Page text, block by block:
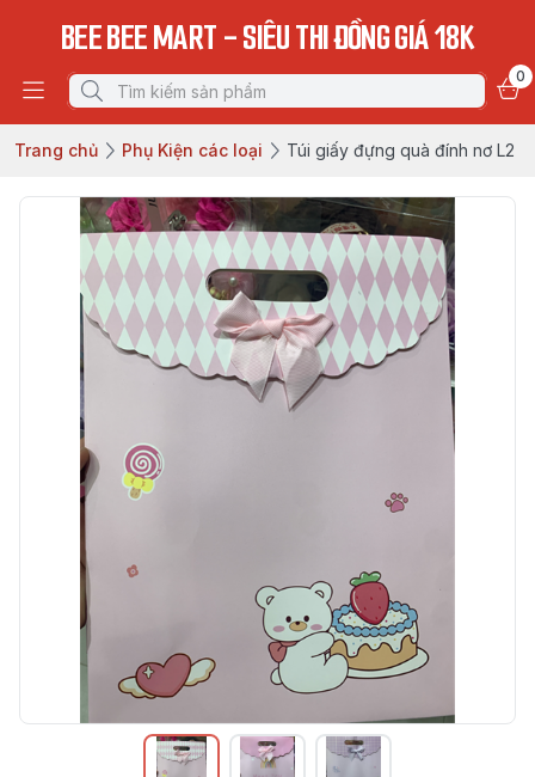
BEE BEE MART - SIÊU THI ĐỒNG GIÁ 18K
0
Trang chủ Phụ Kiện các loại Túi giấy đựng quà đính nơ L2